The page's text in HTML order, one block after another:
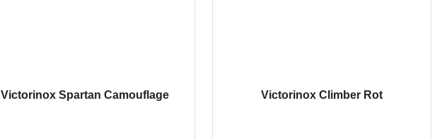
Victorinox Spartan Camouflage Victorinox Climber Rot